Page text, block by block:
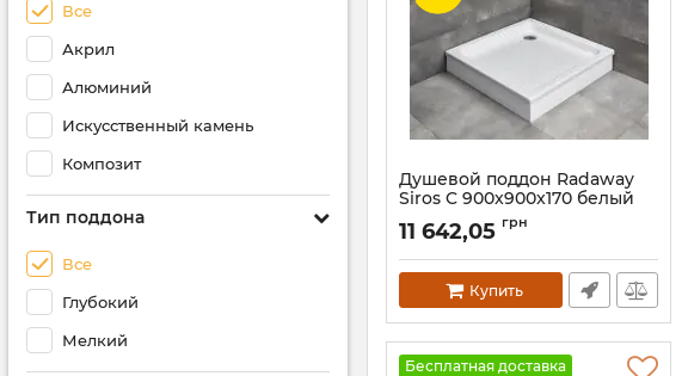
Все
Акрил
Алюминий
Искусственный камень
Композит
Тип поддона
Все
Глубокий
Мелкий
Душевой поддон Radaway
Siros C 900x900x170 белый
Артикул: SBC9917-1
11 642,05 грн
Купить
Бесплатная доставка